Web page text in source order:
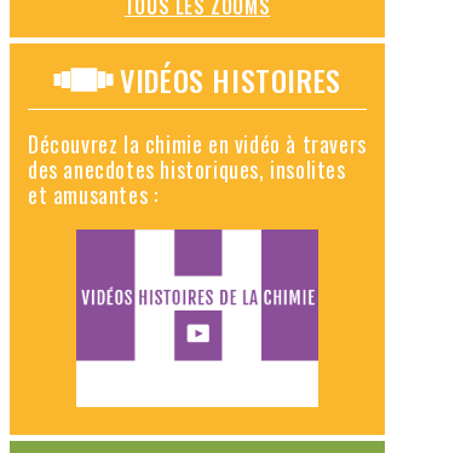
TOUS LES ZOOMS
VIDÉOS HISTOIRES
Découvrez la chimie en vidéo à travers
des anecdotes historiques, insolites
et amusantes :